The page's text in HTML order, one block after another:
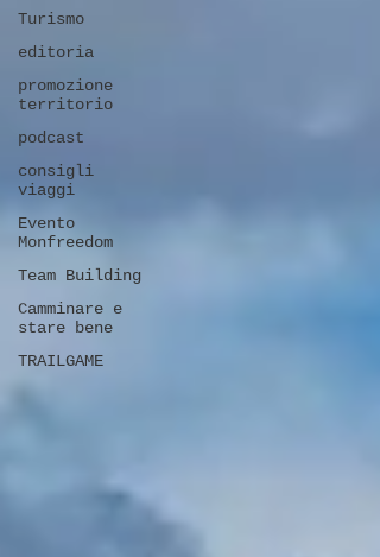
Turismo
editoria
promozione
territorio
podcast
consigli
viaggi
Evento
Monfreedom
Team Building
Camminare e
stare bene
TRAILGAME